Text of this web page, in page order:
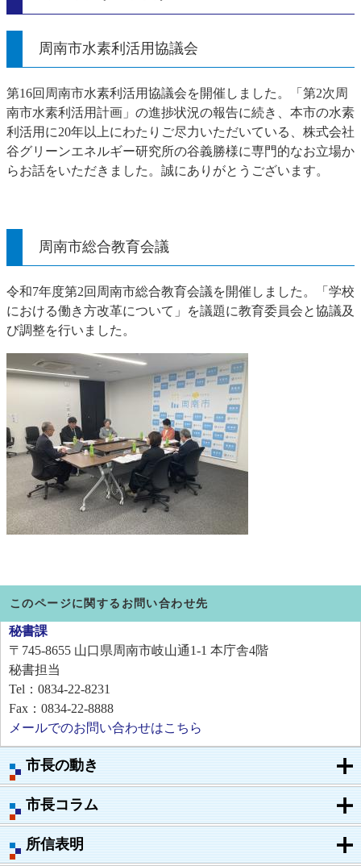
市長の動き
市長コラム
所信表明
周南市水素利活用協議会
第16回周南市水素利活用協議会を開催しました。「第2次周
南市水素利活用計画」の進捗状況の報告に続き、本市の水素
利活用に20年以上にわたりご尽力いただいている、株式会社
谷グリーンエネルギー研究所の谷義勝様に専門的なお立場か
らお話をいただきました。誠にありがとうございます。
周南市総合教育会議
令和7年度第2回周南市総合教育会議を開催しました。「学校
における働き方改革について」を議題に教育委員会と協議及
び調整を行いました。
このページに関するお問い合わせ先
秘書課
〒745-8655 山口県周南市岐山通1-1 本庁舎4階
秘書担当
Tel：0834-22-8231
Fax：0834-22-8888
メールでのお問い合わせはこちら